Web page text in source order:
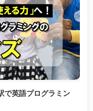
で英語プログラミン